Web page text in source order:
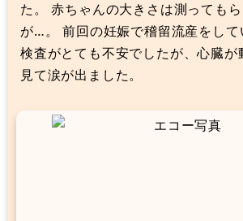
た。 赤ちゃんの大きさは測っても
が…。 前回の妊娠で稽留流産をして
検査がとても不安でしたが、心臓が
見て涙が出ました。